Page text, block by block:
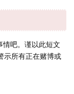
吧。谨以此短文
示所有正在赌博或